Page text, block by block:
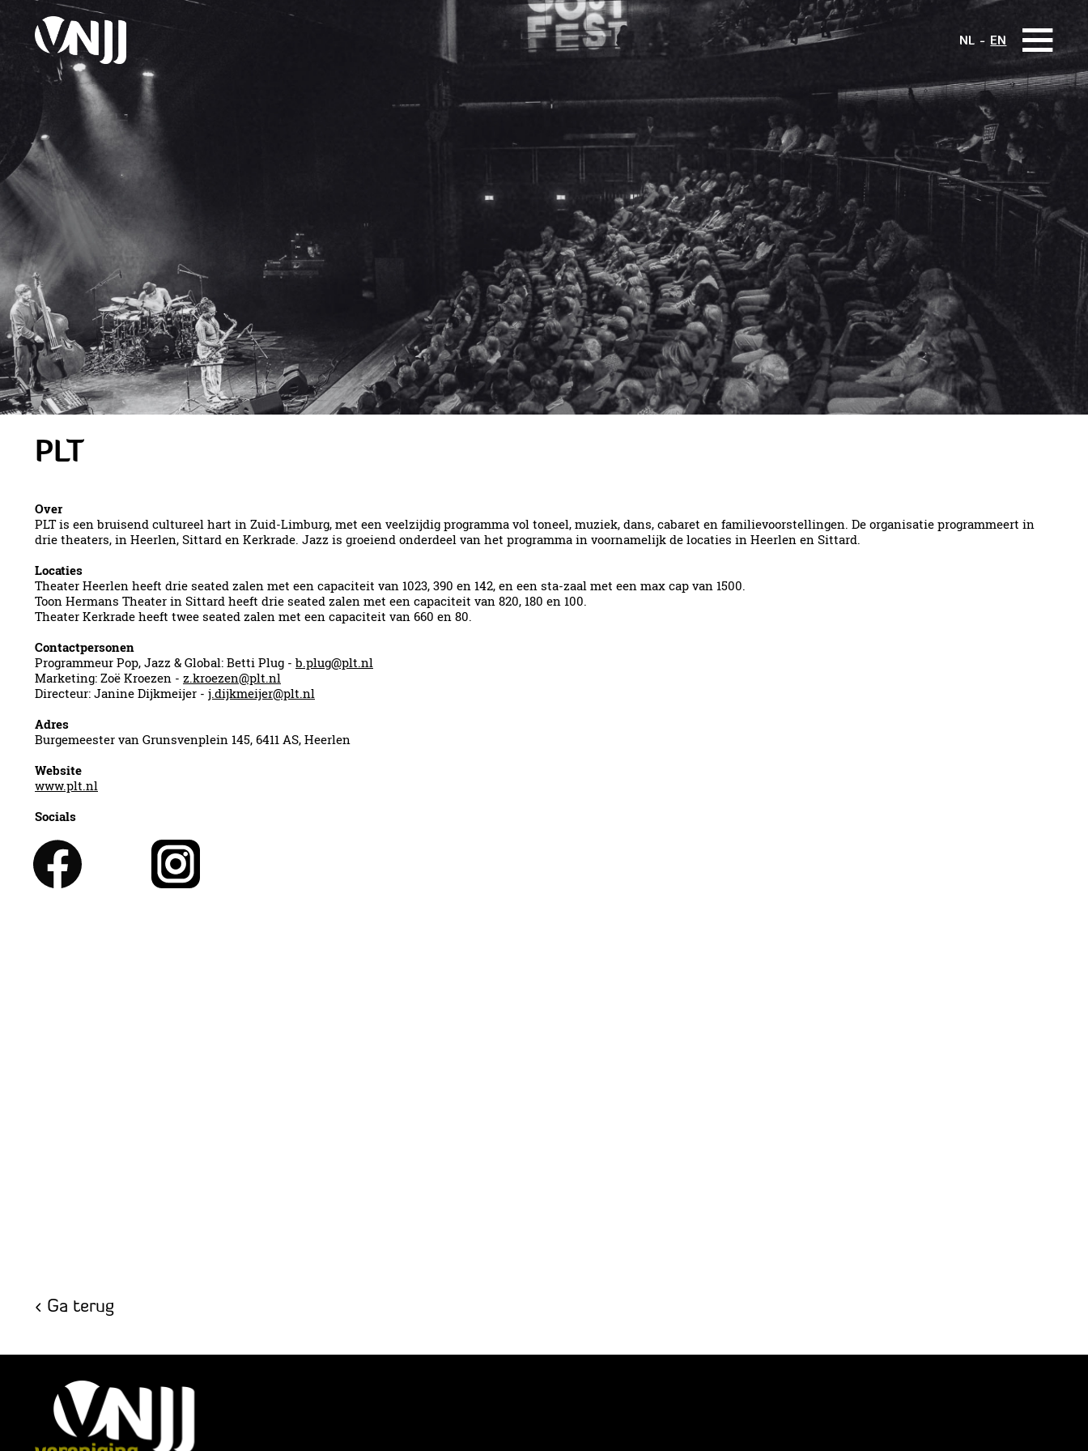
NL EN
PLT
Over
PLT is een bruisend cultureel hart in Zuid-Limburg, met een veelzijdig programma vol toneel, muziek, dans, cabaret en familievoorstellingen. De organisatie programmeert in
drie theaters, in Heerlen, Sittard en Kerkrade. Jazz is groeiend onderdeel van het programma in voornamelijk de locaties in Heerlen en Sittard.
Locaties
Theater Heerlen heeft drie seated zalen met een capaciteit van 1023, 390 en 142, en een sta-zaal met een max cap van 1500.
Toon Hermans Theater in Sittard heeft drie seated zalen met een capaciteit van 820, 180 en 100.
Theater Kerkrade heeft twee seated zalen met een capaciteit van 660 en 80.
Contactpersonen
Programmeur Pop, Jazz & Global: Betti Plug - b.plug@plt.nl
Marketing: Zoë Kroezen - z.kroezen@plt.nl
Directeur: Janine Dijkmeijer - j.dijkmeijer@plt.nl
Adres
Burgemeester van Grunsvenplein 145, 6411 AS, Heerlen
Website
www.plt.nl
Socials
Ga terug